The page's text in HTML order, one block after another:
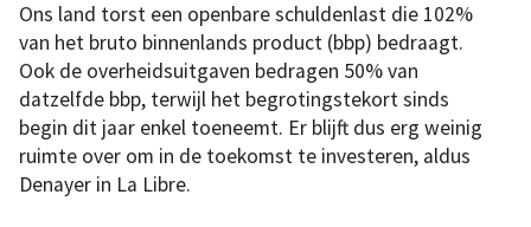
Ons land torst een openbare schuldenlast die 102%
van het bruto binnenlands product (bbp) bedraagt.
Ook de overheidsuitgaven bedragen 50% van
datzelfde bbp, terwijl het begrotingstekort sinds
begin dit jaar enkel toeneemt. Er blijft dus erg weinig
ruimte over om in de toekomst te investeren, aldus
Denayer in La Libre.